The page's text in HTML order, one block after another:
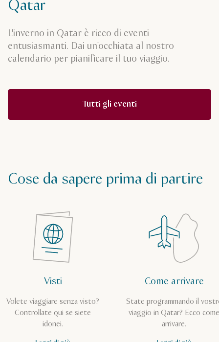
Qatar
L'inverno in Qatar è ricco di eventi
entusiasmanti. Dai un'occhiata al nostro
calendario per pianificare il tuo viaggio.
Tutti gli eventi
Cose da sapere prima di partire
Visti
Volete viaggiare senza visto?
Controllate qui se siete
idonei.
Come arrivare
State programmando il
viaggio in Qatar? Ecco come
arrivare.